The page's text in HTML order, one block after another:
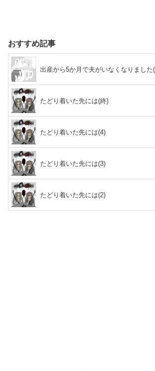
おすすめ記事
出産から5か月で夫がいなくなりました
たどり着いた先には(終)
たどり着いた先には(4)
たどり着いた先には(3)
たどり着いた先には(2)